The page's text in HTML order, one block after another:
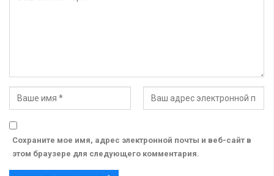
Сохраните мое имя, адрес электронной почты и веб-сайт в
этом браузере для следующего комментария.